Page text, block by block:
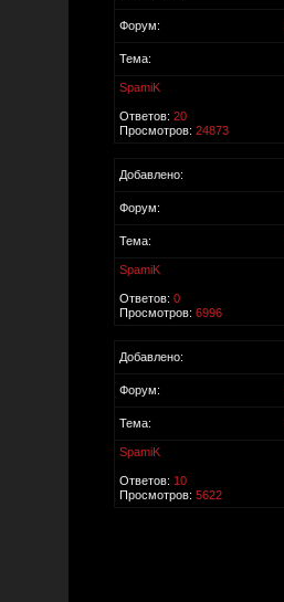
Форум:
Тема:
SpamiK
Ответов: 20
Просмотров: 24873
Добавлено:
Форум:
Тема:
SpamiK
Ответов: 0
Просмотров: 6996
Добавлено:
Форум:
Тема:
SpamiK
Ответов: 10
Просмотров: 5622